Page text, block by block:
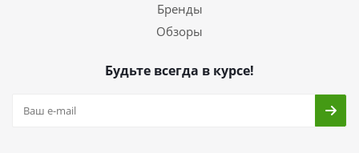
Бренды
Обзоры
Будьте всегда в курсе!